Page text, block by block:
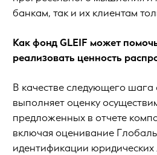
банкам, так и их клиентам
Как фонд GLEIF может
реализовать ценность
В качестве следующего шага
выполняет оценку
предложенных в отчете
включая оценивание
идентификации юридических